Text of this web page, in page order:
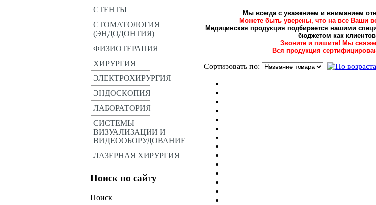
СТЕНТЫ
СТОМАТОЛОГИЯ
(ЭНДОДОНТИЯ)
ФИЗИОТЕРАПИЯ
ХИРУРГИЯ
ЭЛЕКТРОХИРУРГИЯ
ЭНДОСКОПИЯ
ЛАБОРАТОРИЯ
СИСТЕМЫ
ВИЗУАЛИЗАЦИИ И
ВИДЕООБОРУДОВАНИЕ
ЛАЗЕРНАЯ ХИРУРГИЯ
Поиск по сайту
Поиск
Мы всегда с уважением и вниманием
Можете быть уверены, что на все Ваши
Медицинская продукция подбирается нашими
бюджетом как
Звоните и пишите! Мы
Вся продукция
Сортировать по: